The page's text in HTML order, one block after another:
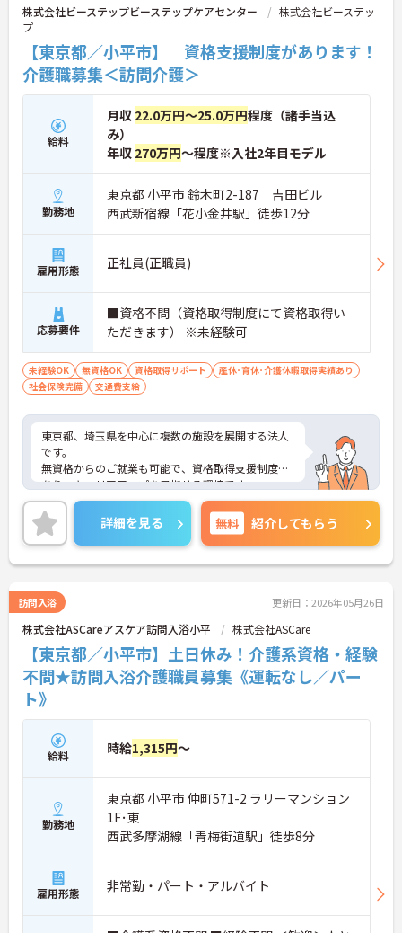
＜意見を言い合えるフラットな関係＞ 気付きや提案
利用者様の小さな変化を見逃さない「観察眼」を大
切にし、スタッフ同士も互いに配慮し合える温かい
関係性を築いています。
株式会社ビーステップビーステップケアセンター
株式会社ビーステッ
プ
【東京都／小平市】 資格支援制度があります！
介護職募集＜訪問介護＞
給料
月収 22.0万円～25.0万円程度（諸手当込
み）
年収 270万円～程度※入社2年目モデル
勤務地
東京都 小平市 鈴木町2-187 吉田ビル
西武新宿線「花小金井駅」徒歩12分
雇用形態 正社員(正職員)
応募要件
■資格不問（資格取得制度にて資格取得い
ただきます） ※未経験可
未経験OK 無資格OK 資格取得サポート
産休･育休･介護休暇取得実績あり
社会保険完備
交通費支給
東京都、埼玉県を中心に複数の施設を展開する法人
です。
無資格からのご就業も可能で、資格取得支援制度も
あり、キャリアアップを目指せる環境です。
月8～9日のシフト制のお休みは希望休の考慮もあ
り、プライベートとの両立もしやすいです。
ご興味のある方は是非お気軽にお問い合わせくださ
い。
詳細を見る 無料 紹介してもらう
訪問入浴 更新日：2026年05月26日
株式会社ASCareアスケア訪問入浴小平 株式会社ASCare
【東京都／小平市】土日休み！介護系資格・経験
不問★訪問入浴介護職員募集《運転なし／パー
ト》
給料 時給1,315円～
勤務地
東京都 小平市 仲町571-2 ラリーマンション
1F･東
西武多摩湖線「青梅街道駅」徒歩8分
雇用形態 非常勤・パート・アルバイト